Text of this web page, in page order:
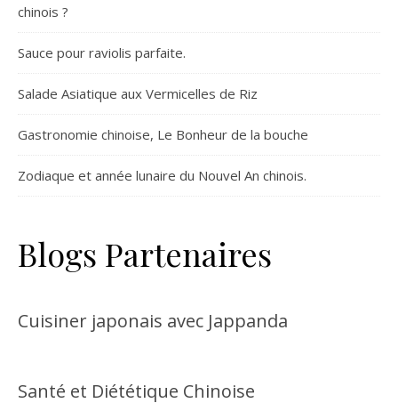
chinois ?
Sauce pour raviolis parfaite.
Salade Asiatique aux Vermicelles de Riz
Gastronomie chinoise, Le Bonheur de la bouche
Zodiaque et année lunaire du Nouvel An chinois.
Blogs Partenaires
Cuisiner japonais avec Jappanda
Santé et Diététique Chinoise